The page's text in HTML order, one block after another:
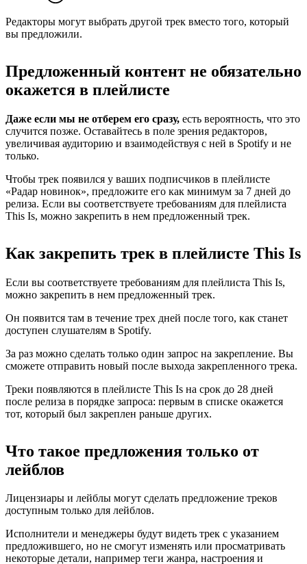
Редакторы могут выбрать другой трек вместо того, который
вы предложили.
Предложенный контент не обязательно
окажется в плейлисте
Даже если мы не отберем его сразу, есть вероятность, что это
случится позже. Оставайтесь в поле зрения редакторов,
увеличивая аудиторию и взаимодействуя с ней в Spotify и не
только.
Чтобы трек появился у ваших подписчиков в плейлисте
«Радар новинок», предложите его как минимум за 7 дней до
релиза. Если вы соответствуете требованиям для плейлиста
This Is, можно закрепить в нем предложенный трек.
Как закрепить трек в плейлисте This Is
Если вы соответствуете требованиям для плейлиста This Is,
можно закрепить в нем предложенный трек.
Он появится там в течение трех дней после того, как станет
доступен слушателям в Spotify.
За раз можно сделать только один запрос на закрепление. Вы
сможете отправить новый после выхода закрепленного трека.
Треки появляются в плейлисте This Is на срок до 28 дней
после релиза в порядке запроса: первым в списке окажется
тот, который был закреплен раньше других.
Что такое предложения только от
лейблов
Лицензиары и лейблы могут сделать предложение треков
доступным только для лейблов.
Исполнители и менеджеры будут видеть трек с указанием
предложившего, но не смогут изменять или просматривать
некоторые детали, например теги жанра, настроения и